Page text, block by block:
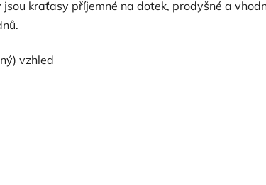
kraťasy příjemné na dotek, prodyšné a
vzhled